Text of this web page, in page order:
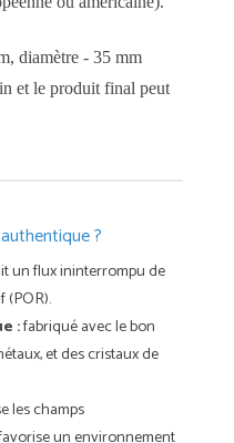
diamètre - 35 mm
et le produit final peut
?
un flux ininterrompu de
:fabriqué avec le bon
et des cristaux de
les champs
un environnement